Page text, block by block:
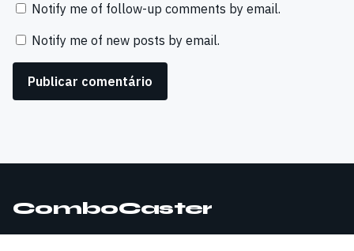
Notify me of follow-up comments by email.
Notify me of new posts by email.
ComboCaster